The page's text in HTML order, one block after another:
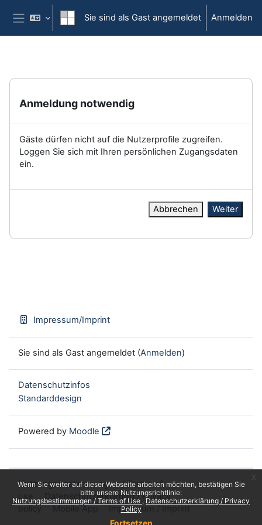
Zum Hauptinhalt
Wenn Sie weiter auf dieser Webseite arbeiten möchten, bestätigen Sie
bitte unsere Nutzungsrichtlinie:
Nutzungsbestimmungen / Terms of Use
Datenschutzerklärung / Privacy
Policy
Fortsetzen
Website-Übersicht
Sie sind als Gast angemeldet Anmelden
Anmeldung notwendig
Gäste dürfen nicht auf die Nutzerprofile zugreifen.
Loggen Sie sich mit Ihren persönlichen Zugangsdaten
ein.
Abbrechen Weiter
Impressum/Imprint
Sie sind als Gast angemeldet (Anmelden)
Datenschutzinfos
Standarddesign
Powered by Moodle
Nutzungsbestimmungen / Terms of
use
Datenschutzerklärung / Privacy
policy
Mobile App Impressum / Imprint